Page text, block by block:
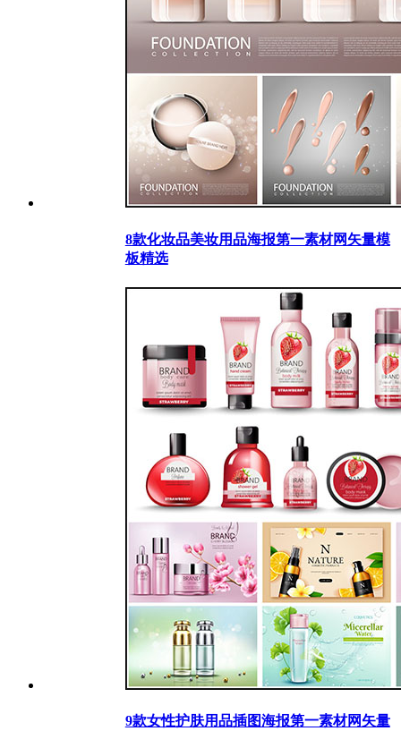
8款化妆品美妆用品海报第一素材网矢量模
板精选
9款女性护肤用品插图海报第一素材网矢量